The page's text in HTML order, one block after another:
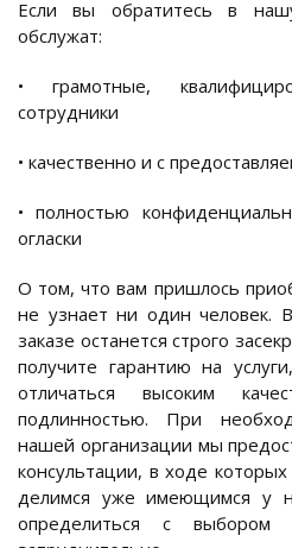
Если вы обратитесь в
обслужат:
• грамотные,
сотрудники
• качественно и с
• полностью
огласки
О том, что вам пришлось
не узнает ни один человек.
заказе останется строго
получите гарантию на
отличаться высоким
подлинностью. При
нашей организации мы
консультации, в ходе
делимся уже имеющимся у
определиться с выбором